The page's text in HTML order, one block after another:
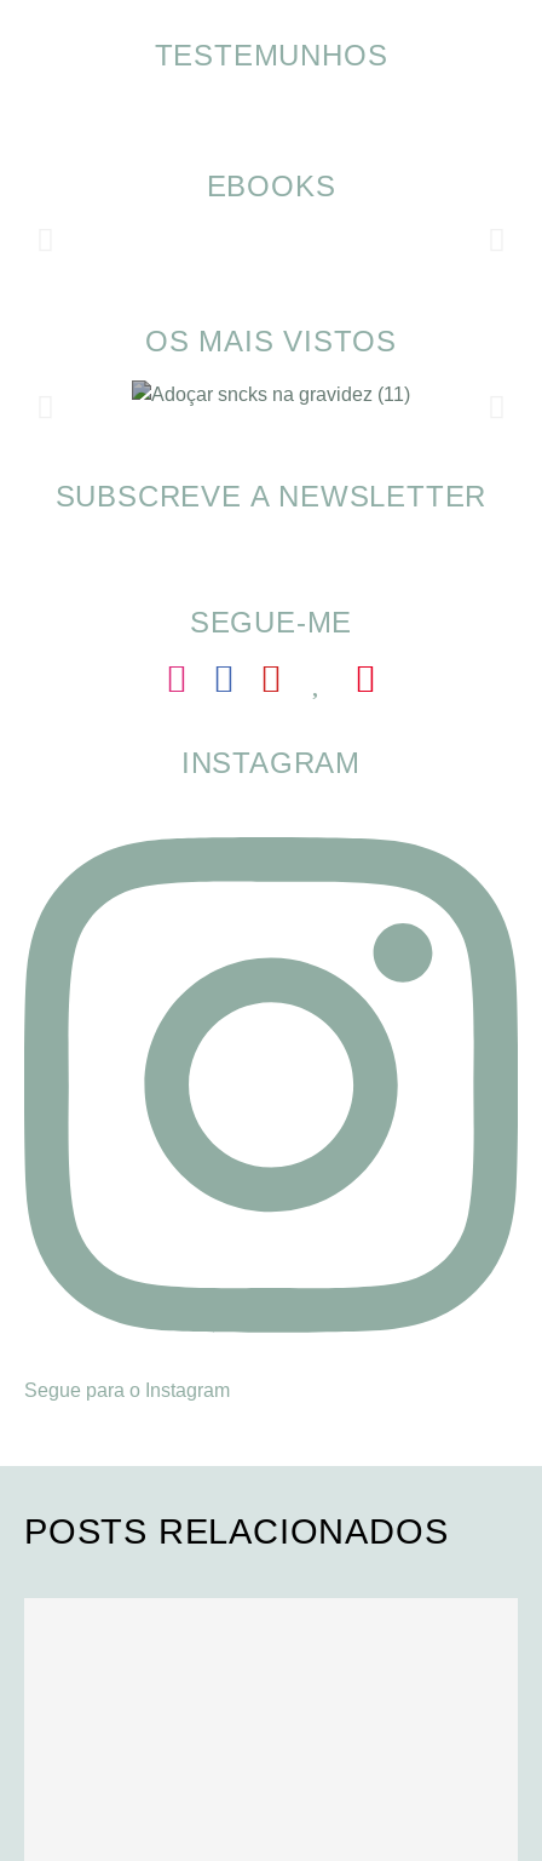
TESTEMUNHOS
EBOOKS
OS MAIS VISTOS
SOMP (SOP): 5 Ideias de Pequenos Almoços
SUBSCREVE A NEWSLETTER
SEGUE-ME
INSTAGRAM
Segue para o Instagram
POSTS RELACIONADOS